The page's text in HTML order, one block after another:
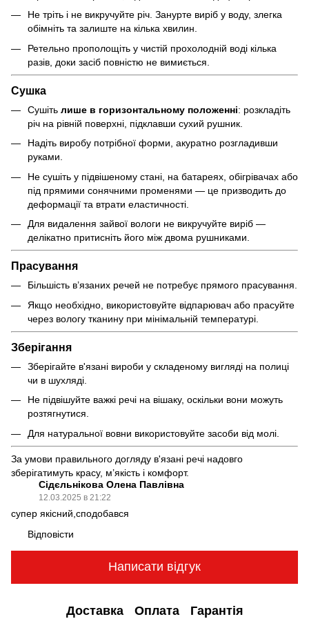
Не тріть і не викручуйте річ. Занурте виріб у воду, злегка
обімніть та залиште на кілька хвилин.
Ретельно прополощіть у чистій прохолодній воді кілька
разів, доки засіб повністю не вимиється.
Сушка
Сушіть лише в горизонтальному положенні: розкладіть
річ на рівній поверхні, підклавши сухий рушник.
Надіть виробу потрібної форми, акуратно розгладивши
руками.
Не сушіть у підвішеному стані, на батареях, обігрівачах або
під прямими сонячними променями — це призводить до
деформації та втрати еластичності.
Для видалення зайвої вологи не викручуйте виріб —
делікатно притисніть його між двома рушниками.
Прасування
Більшість в’язаних речей не потребує прямого прасування.
Якщо необхідно, використовуйте відпарювач або прасуйте
через вологу тканину при мінімальній температурі.
Зберігання
Зберігайте в'язані вироби у складеному вигляді на полиці
чи в шухляді.
Не підвішуйте важкі речі на вішаку, оскільки вони можуть
розтягнутися.
Для натуральної вовни використовуйте засоби від молі.
За умови правильного догляду в'язані речі надовго
зберігатимуть красу, м’якість і комфорт.
Сідєльнікова Олена Павлівна
12.03.2025 в 21:22
супер якісний,сподобався
Відповісти
Написати відгук
Доставка Оплата Гарантія